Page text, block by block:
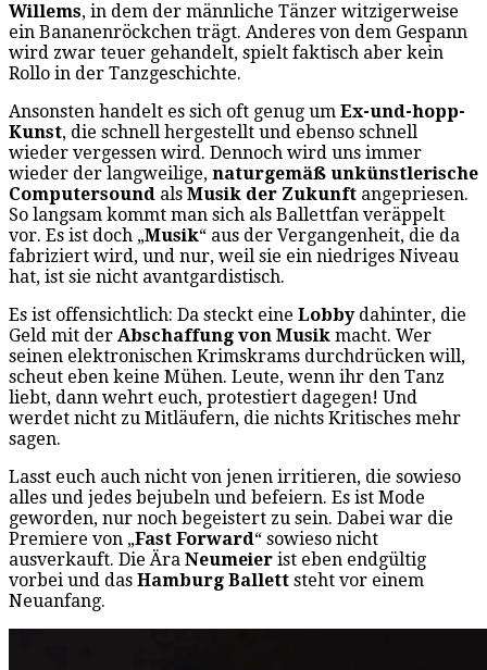
Willems, in dem der männliche Tänzer witzigerweise
ein Bananenröckchen trägt. Anderes von dem Gespann
wird zwar teuer gehandelt, spielt faktisch aber kein
Rollo in der Tanzgeschichte.
Ansonsten handelt es sich oft genug um Ex-und-hopp-
Kunst, die schnell hergestellt und ebenso schnell
wieder vergessen wird. Dennoch wird uns immer
wieder der langweilige, naturgemäß unkünstlerische
Computersound als Musik der Zukunft angepriesen.
So langsam kommt man sich als Ballettfan veräppelt
vor. Es ist doch „Musik“ aus der Vergangenheit, die da
fabriziert wird, und nur, weil sie ein niedriges Niveau
hat, ist sie nicht avantgardistisch.
Es ist offensichtlich: Da steckt eine Lobbydahinter, die
Geld mit der Abschaffung von Musik macht. Wer
seinen elektronischen Krimskrams durchdrücken will,
scheut eben keine Mühen. Leute, wenn ihr den Tanz
liebt, dann wehrt euch, protestiert dagegen! Und
werdet nicht zu Mitläufern, die nichts Kritisches mehr
sagen.
Lasst euch auch nicht von jenen irritieren, die sowieso
alles und jedes bejubeln und befeiern. Es ist Mode
geworden, nur noch begeistert zu sein. Dabei war die
Premiere von „Fast Forward“ sowieso nicht
ausverkauft. Die Ära Neumeier ist eben endgültig
vorbei und das Hamburg Ballett steht vor einem
Neuanfang.